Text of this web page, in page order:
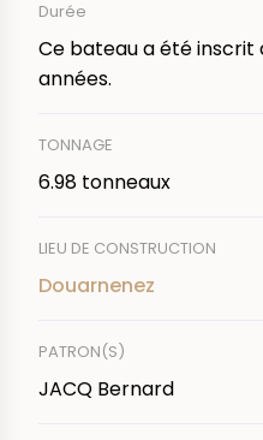
Durée
Ce bateau a été inscrit
années.
TONNAGE
6.98 tonneaux
LIEU DE CONSTRUCTION
Douarnenez
PATRON(S)
JACQ Bernard